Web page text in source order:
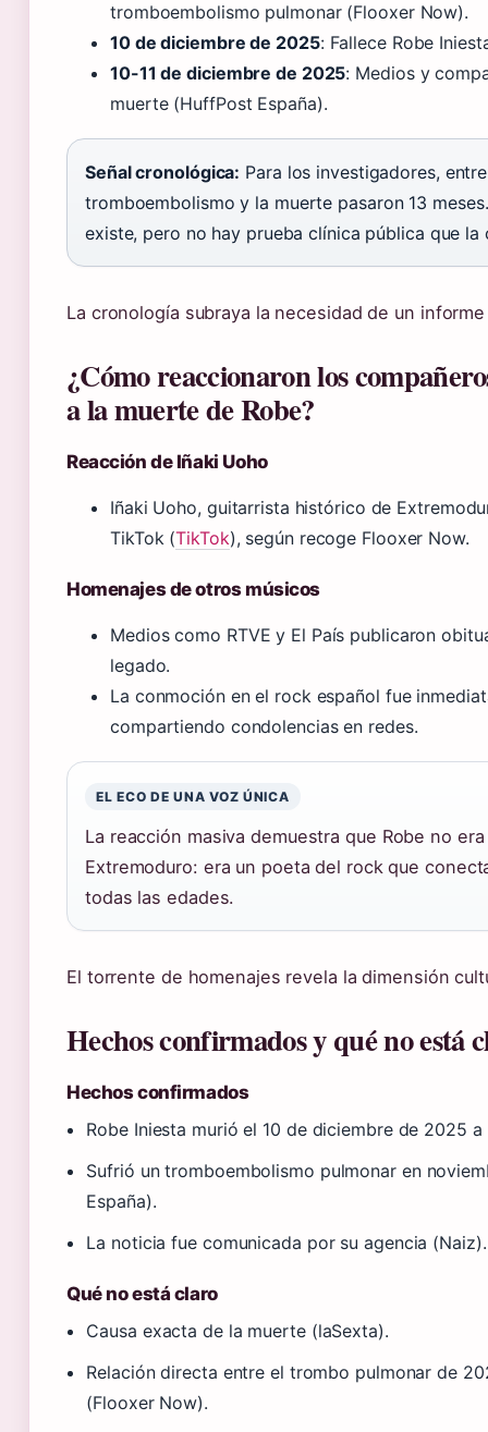
tromboembolismo pulmonar (Flooxer Now).
10 de diciembre de 2025: Fallece Robe
10-11 de diciembre de 2025: Medios y
muerte (HuffPost España).
Señal cronológica: Para los investigadores,
tromboembolismo y la muerte pasaron 13
existe, pero no hay prueba clínica pública que la
La cronología subraya la necesidad de un
¿Cómo reaccionaron los
a la muerte de Robe?
Reacción de Iñaki Uoho
Iñaki Uoho, guitarrista histórico de
TikTok (TikTok), según recoge Flooxer Now.
Homenajes de otros músicos
Medios como RTVE y El País publicaron
legado.
La conmoción en el rock español fue
compartiendo condolencias en redes.
EL ECO DE UNA VOZ ÚNICA
La reacción masiva demuestra que Robe no
Extremoduro: era un poeta del rock que
todas las edades.
El torrente de homenajes revela la dimensión
Hechos confirmados y qué no está
Hechos confirmados
Robe Iniesta murió el 10 de diciembre de 2025
Sufrió un tromboembolismo pulmonar en
España).
La noticia fue comunicada por su agencia (Naiz).
Qué no está claro
Causa exacta de la muerte (laSexta).
Relación directa entre el trombo pulmonar de
(Flooxer Now).